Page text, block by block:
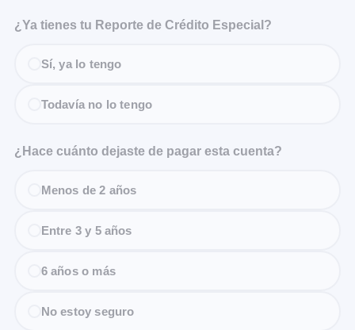
¿Ya tienes tu Reporte de Crédito Especial?
Sí, ya lo tengo
Todavía no lo tengo
¿Hace cuánto dejaste de pagar esta cuenta?
Menos de 2 años
Entre 3 y 5 años
6 años o más
No estoy seguro